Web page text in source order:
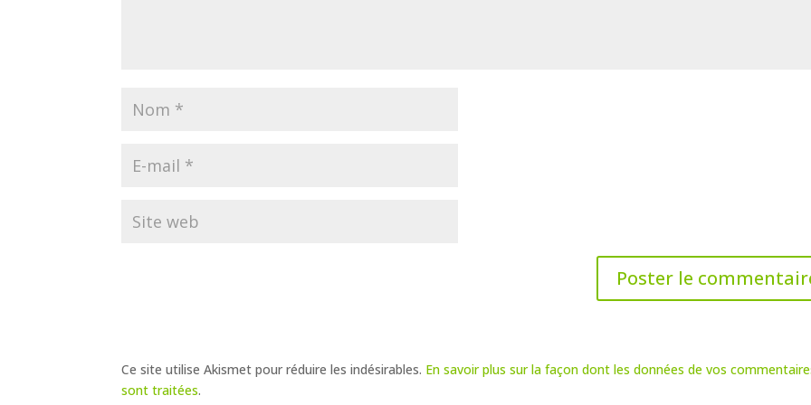
Ce site utilise Akismet pour réduire les indésirables. En savoir plus sur la façon dont les données de vos
sont traitées.